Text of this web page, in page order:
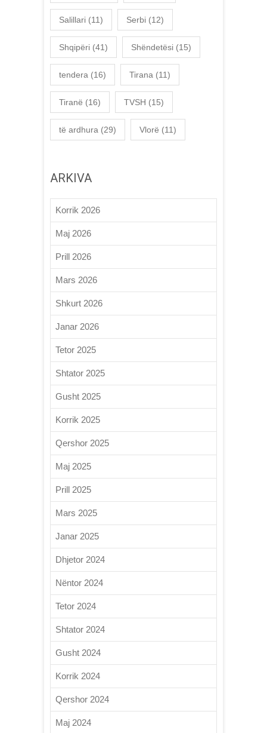
Salillari (11) Serbi (12)
Shqipëri (41) Shëndetësi (15)
tendera (16) Tirana (11)
Tiranë (16) TVSH (15)
të ardhura (29) Vlorë (11)
ARKIVA
Korrik 2026
Maj 2026
Prill 2026
Mars 2026
Shkurt 2026
Janar 2026
Tetor 2025
Shtator 2025
Gusht 2025
Korrik 2025
Qershor 2025
Maj 2025
Prill 2025
Mars 2025
Janar 2025
Dhjetor 2024
Nëntor 2024
Tetor 2024
Shtator 2024
Gusht 2024
Korrik 2024
Qershor 2024
Maj 2024